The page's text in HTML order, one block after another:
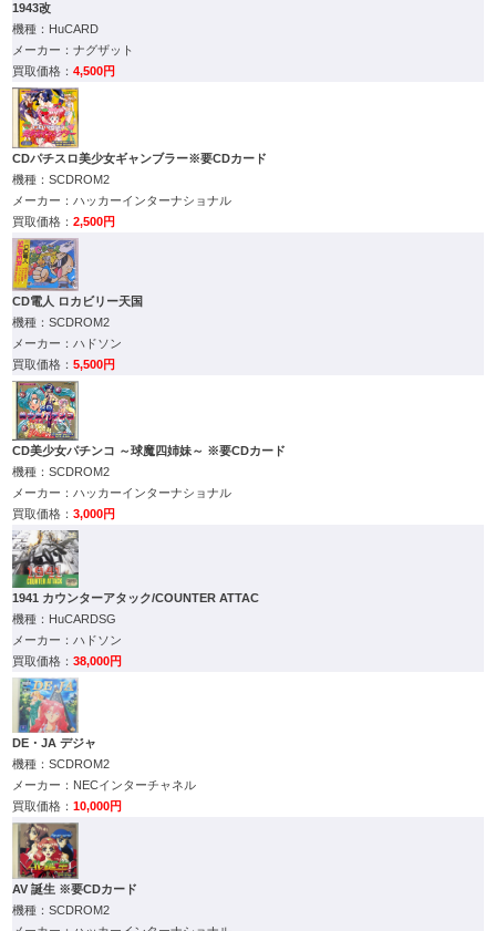
1943改
HuCARD
ナグザット
4,500円
CDパチスロ美少女ギャンブラー※要CDカード
SCDROM2
ハッカーインターナショナル
2,500円
CD電人 ロカビリー天国
SCDROM2
ハドソン
5,500円
CD美少女パチンコ ～球魔四姉妹～ ※要CDカード
SCDROM2
ハッカーインターナショナル
3,000円
1941 カウンターアタック/COUNTER ATTAC
HuCARDSG
ハドソン
38,000円
DE・JA デジャ
SCDROM2
NECインターチャネル
10,000円
AV 誕生 ※要CDカード
SCDROM2